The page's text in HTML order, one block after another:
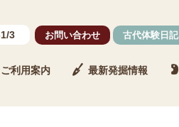
3 お問い合わせ 古代体験日記
ご利用案内 最新発掘情報